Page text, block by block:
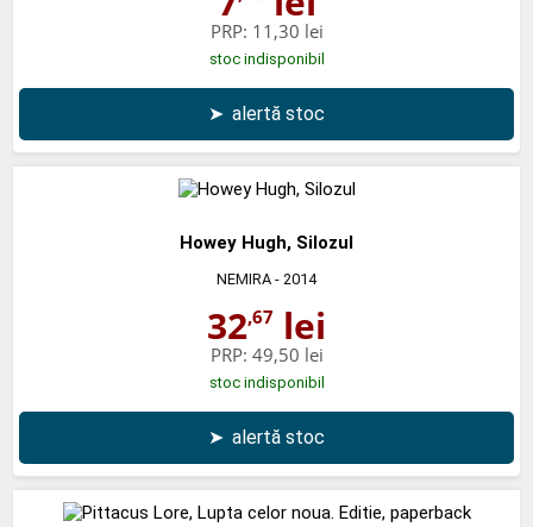
PRP: 11,30 lei
stoc indisponibil
➤ alertă stoc
Howey Hugh, Silozul
NEMIRA - 2014
32,67 lei
PRP: 49,50 lei
stoc indisponibil
➤ alertă stoc